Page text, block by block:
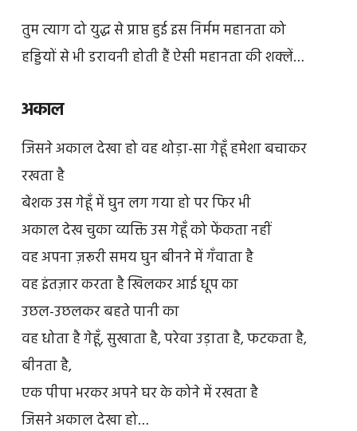
तुम त्याग दो युद्ध से प्राप्त हुई इस निर्मम महानता को
हड्डियों से भी डरावनी होती हैं ऐसी महानता की शक्लें…
अकाल
जिसने अकाल देखा हो वह थोड़ा-सा गेहूँ हमेशा बचाकर
रखता है
बेशक उस गेहूँ में घुन लग गया हो पर फिर भी
अकाल देख चुका व्यक्ति उस गेहूँ को फेंकता नहीं
वह अपना ज़रूरी समय घुन बीनने में गँवाता है
वह इंतज़ार करता है खिलकर आई धूप का
उछल-उछलकर बहते पानी का
वह धोता है गेहूँ, सुखाता है, परेवा उड़ाता है, फटकता है,
बीनता है,
एक पीपा भरकर अपने घर के कोने में रखता है
जिसने अकाल देखा हो…